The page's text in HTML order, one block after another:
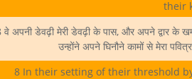
their
वे अपनी डेवढ़ी मेरी डेवढ़ी के पास, और अपने द्वार के
उन्होंने अपने घिनौने कामों से मेरा
8 In their setting of their threshold